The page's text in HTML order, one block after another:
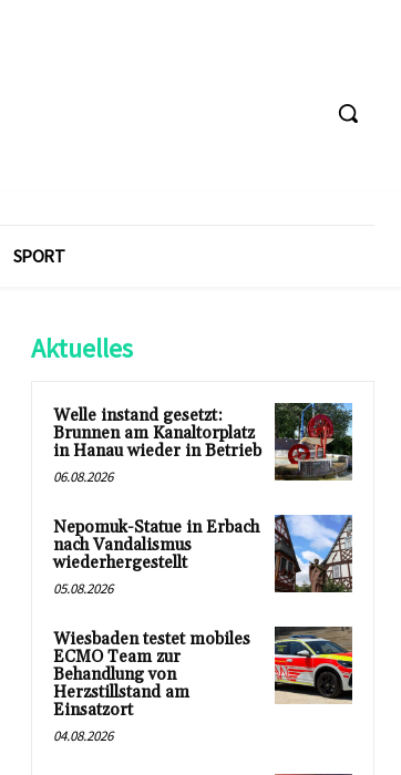
SPORT
Aktuelles
Welle instand gesetzt:
Brunnen am Kanaltorplatz
in Hanau wieder in Betrieb
06.08.2026
Nepomuk-Statue in Erbach
nach Vandalismus
wiederhergestellt
05.08.2026
Wiesbaden testet mobiles
ECMO Team zur
Behandlung von
Herzstillstand am
Einsatzort
04.08.2026